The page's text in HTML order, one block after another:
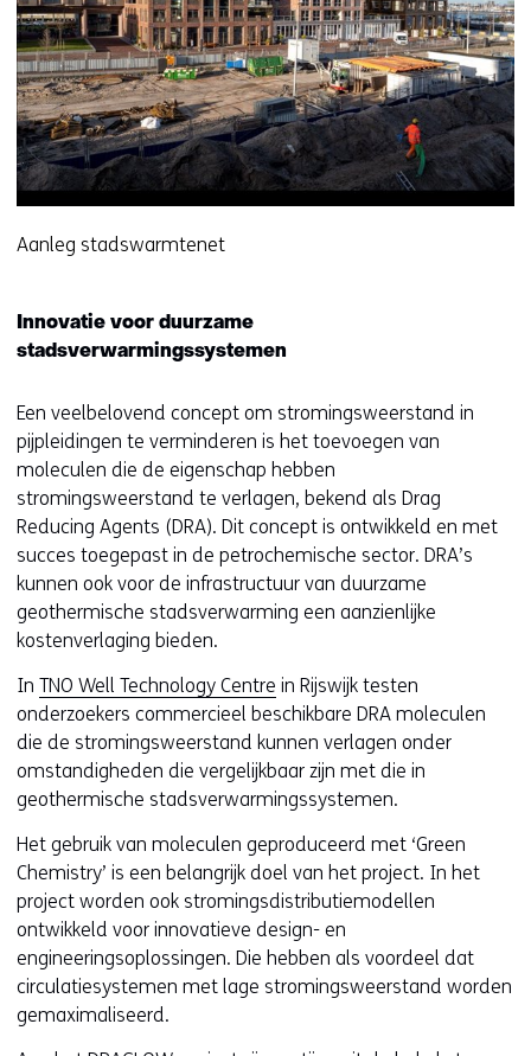
w
v
e
n
s
t
e
i
n
a
a
r
e
b
s
Aanleg stadswarmtenet
Innovatie voor duurzame
stadsverwarmingssystemen
Een veelbelovend concept om stromingsweerstand in
pijpleidingen te verminderen is het toevoegen van
moleculen die de eigenschap hebben
stromingsweerstand te verlagen, bekend als Drag
Reducing Agents (DRA). Dit concept is ontwikkeld en met
succes toegepast in de petrochemische sector. DRA’s
kunnen ook voor de infrastructuur van duurzame
geothermische stadsverwarming een aanzienlijke
kostenverlaging bieden.
In TNO Well Technology Centre in Rijswijk testen
onderzoekers commercieel beschikbare DRA moleculen
die de stromingsweerstand kunnen verlagen onder
omstandigheden die vergelijkbaar zijn met die in
geothermische stadsverwarmingssystemen.
Het gebruik van moleculen geproduceerd met ‘Green
Chemistry’ is een belangrijk doel van het project. In het
project worden ook stromingsdistributiemodellen
ontwikkeld voor innovatieve design- en
engineeringsoplossingen. Die hebben als voordeel dat
circulatiesystemen met lage stromingsweerstand worden
gemaximaliseerd.